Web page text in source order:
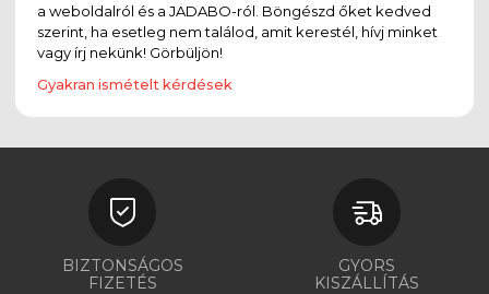
a weboldalról és a JADABO-ról. Böngészd őket kedved
szerint, ha esetleg nem találod, amit kerestél, hívj minket
vagy írj nekünk! Görbüljön!
Gyakran ismételt kérdések
BIZTONSÁGOS
FIZETÉS
GYORS
KISZÁLLÍTÁS